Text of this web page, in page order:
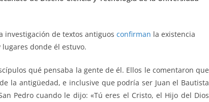
investigación de textos antiguos confirman la existencia
donde él estuvo.
qué pensaba la gente de él. Ellos le comentaron que
la antigüedad, e inclusive que podría ser Juan el Bautista
Pedro cuando le dijo: «Tú eres el Cristo, el Hijo del Dios